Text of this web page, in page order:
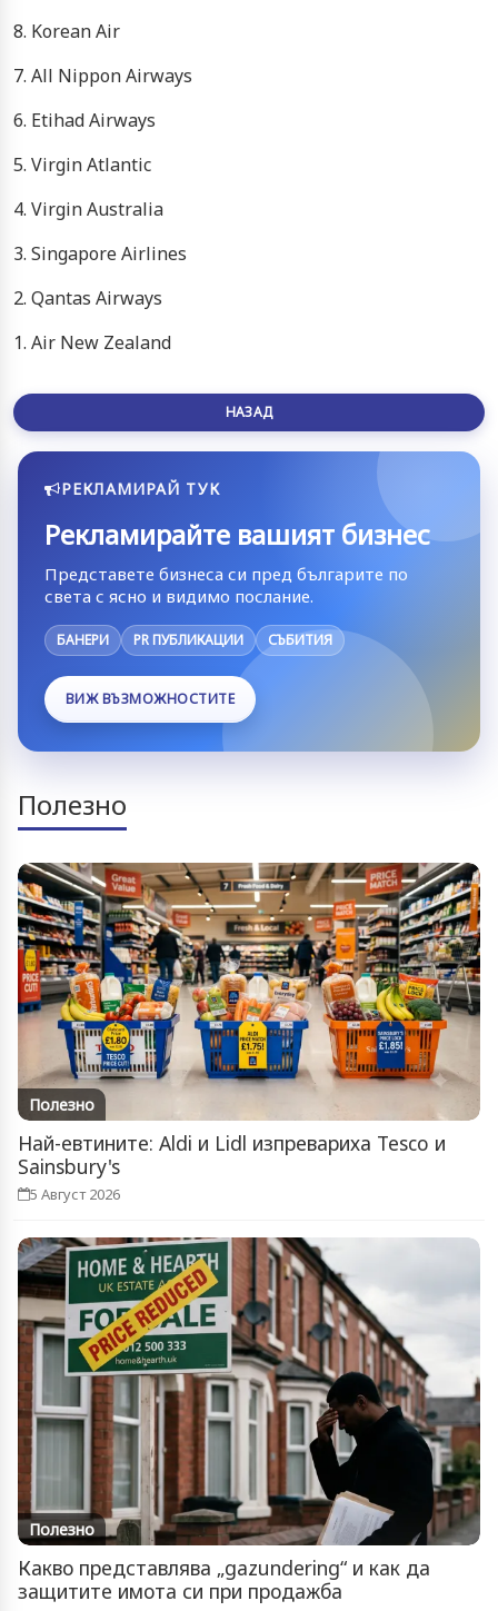
8. Korean Air
7. All Nippon Airways
6. Etihad Airways
5. Virgin Atlantic
4. Virgin Australia
3. Singapore Airlines
2. Qantas Airways
1. Air New Zealand
НАЗАД
РЕКЛАМИРАЙ ТУК
Рекламирайте вашият бизнес
Представете бизнеса си пред българите по
света с ясно и видимо послание.
БАНЕРИ PR ПУБЛИКАЦИИ СЪБИТИЯ
ВИЖ ВЪЗМОЖНОСТИТЕ
Полезно
Полезно
Най-евтините: Aldi и Lidl изпревариха Tesco и
Sainsbury's
5 Август 2026
Полезно
Какво представлява „gazundering“ и как да
защитите имота си при продажба